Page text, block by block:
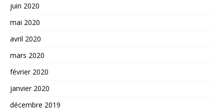
juin 2020
mai 2020
avril 2020
mars 2020
février 2020
janvier 2020
décembre 2019